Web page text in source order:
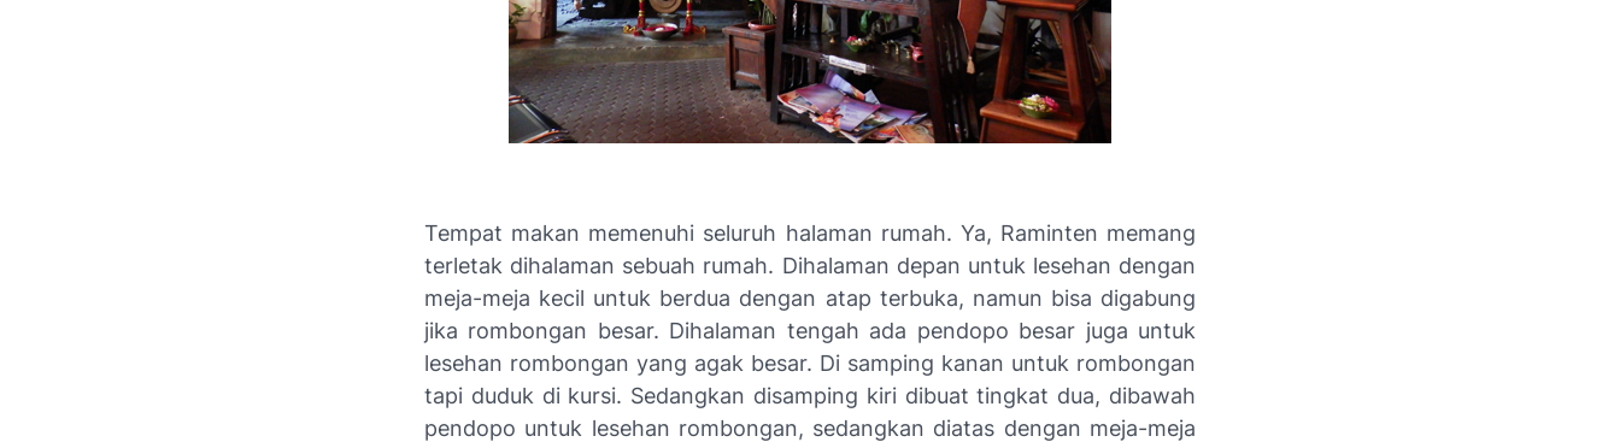
Tempat makan memenuhi seluruh halaman rumah. Ya, Raminten memang
terletak dihalaman sebuah rumah. Dihalaman depan untuk lesehan dengan
meja-meja kecil untuk berdua dengan atap terbuka, namun bisa digabung
jika rombongan besar. Dihalaman tengah ada pendopo besar juga untuk
lesehan rombongan yang agak besar. Di samping kanan untuk rombongan
tapi duduk di kursi. Sedangkan disamping kiri dibuat tingkat dua, dibawah
pendopo untuk lesehan rombongan, sedangkan diatas dengan meja-meja